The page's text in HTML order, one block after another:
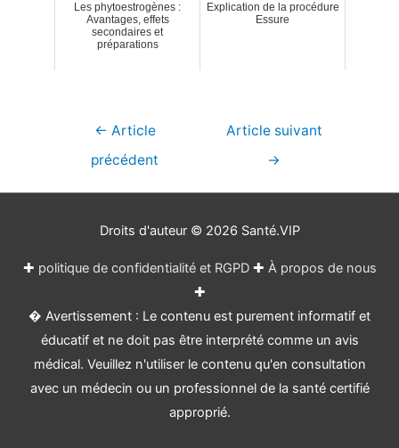
Les phytoestrogènes :
Avantages, effets
secondaires et
préparations
Explication de la procédure
Essure
Navigation
← Article
précédent
Article suivant
→
Droits d'auteur © 2026 Santé.VIP
✚ politique de confidentialité et RGPD✚ À propos de nous
✚
� Avertissement : Le contenu est purement informatif et
éducatif et ne doit pas être interprété comme un avis
médical. Veuillez n'utiliser le contenu qu'en consultation
avec un médecin ou un professionnel de la santé certifié
approprié.